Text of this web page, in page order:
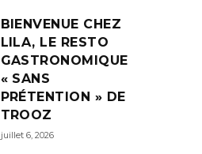
BIENVENUE CHEZ
LILA, LE RESTO
GASTRONOMIQUE
« SANS
PRÉTENTION » DE
TROOZ
juillet 6, 2026